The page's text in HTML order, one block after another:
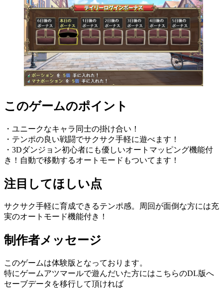
このゲームのポイント
・ユニークなキャラ同士の掛け合い！
・テンポの良い戦闘でサクサク手軽に遊べます！
・3Dダンジョン初心者にも優しいオートマッピング機能付
き！自動で移動するオートモードもついてます！
注目してほしい点
サクサク手軽に育成できるテンポ感。周回が面倒な方には充
実のオートモード機能付き！
制作者メッセージ
このゲームは体験版となっております。
特にゲームアツマールで遊んだいた方にはこちらのDL版へ
セーブデータを移行して頂ければ